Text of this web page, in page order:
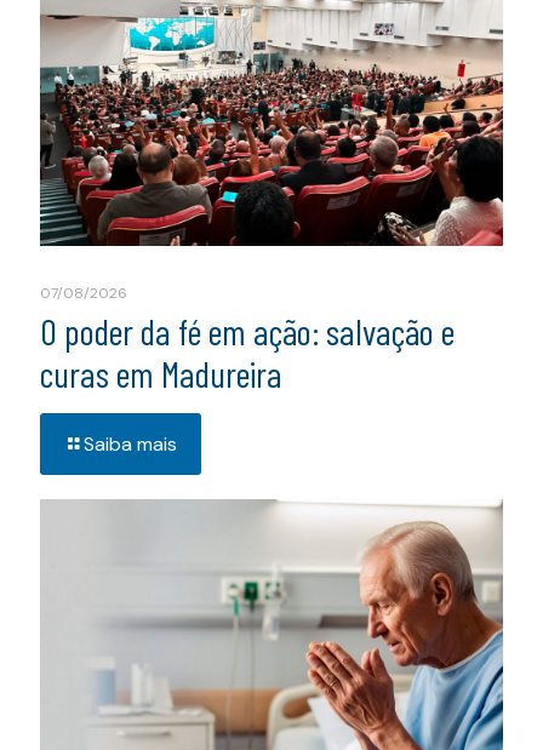
07/08/2026
O poder da fé em ação: salvação e
curas em Madureira
Saiba mais